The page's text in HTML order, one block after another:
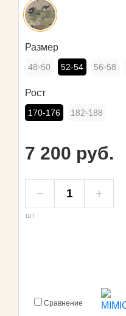
Размер
48-50 52-54 56-58
Рост
170-176 182-188
7 200 руб.
шт
Сравнение